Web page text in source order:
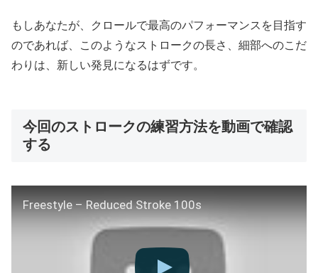
もしあなたが、クロールで最高のパフォーマンスを目指す
のであれば、このようなストロークの長さ、細部へのこだ
わりは、新しい発見になるはずです。
今回のストロークの練習方法を動画で確認
する
Freestyle – Reduced Stroke 100s